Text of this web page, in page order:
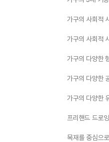
가구의 사회적
가구의 사회적
가구의 다양한
가구의 다양한
가구의 다양한
프리핸드 드로
목재를 중심으